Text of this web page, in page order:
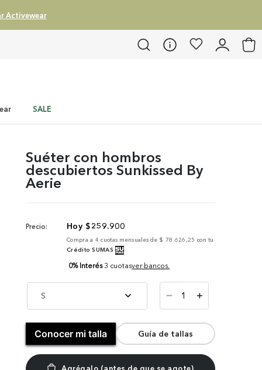
Activewear
SALE
Suéter con hombros
descubiertos Sunkissed By
Aerie
Precio: $259.900
Compra a 4 cuotas mensuales de $ 78.626,25 con tu
Crédito SUMAS
0% Interés 3 cuotasver bancos.
S ＋
－
Conocer mi talla Guía de tallas